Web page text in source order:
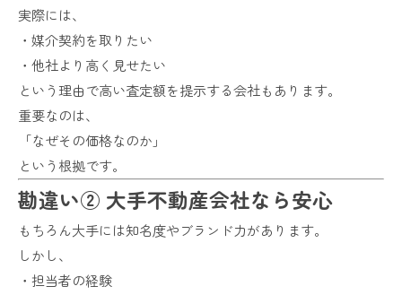
実際には、
・媒介契約を取りたい
・他社より高く見せたい
という理由で高い査定額を提示する会社もあります。
重要なのは、
「なぜその価格なのか」
という根拠です。
勘違い② 大手不動産会社なら安心
もちろん大手には知名度やブランド力があります。
しかし、
・担当者の経験